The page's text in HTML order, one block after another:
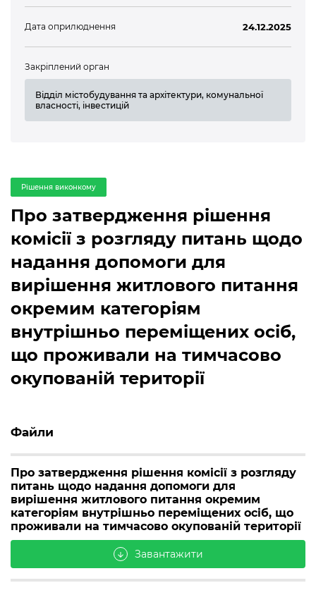
Дата оприлюднення 24.12.2025
Закріплений орган
Відділ містобудування та архітектури, комунальної
власності, інвестицій
Рішення виконкому
Про затвердження рішення
комісії з розгляду питань щодо
надання допомоги для
вирішення житлового питання
окремим категоріям
внутрішньо переміщених осіб,
що проживали на тимчасово
окупованій території
Файли
Про затвердження рішення комісії з розгляду
питань щодо надання допомоги для
вирішення житлового питання окремим
категоріям внутрішньо переміщених осіб, що
проживали на тимчасово окупованій території
arrow_downward Завантажити